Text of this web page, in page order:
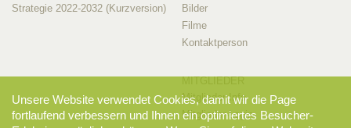
Strategie 2022-2032 (Kurzversion)
Bilder
Filme
Kontaktperson
Mitglieder-Info
Mitglieder-Login
Unsere Website verwendet Cookies, damit wir die Page
fortlaufend verbessern und Ihnen ein optimiertes Besucher-